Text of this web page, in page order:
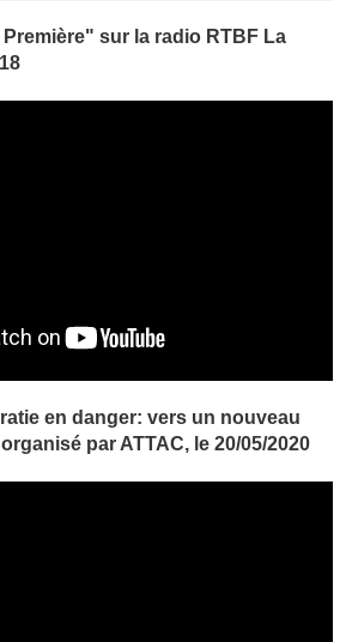
sur la radio RTBF La
en danger: vers un nouveau
par ATTAC, le 20/05/2020